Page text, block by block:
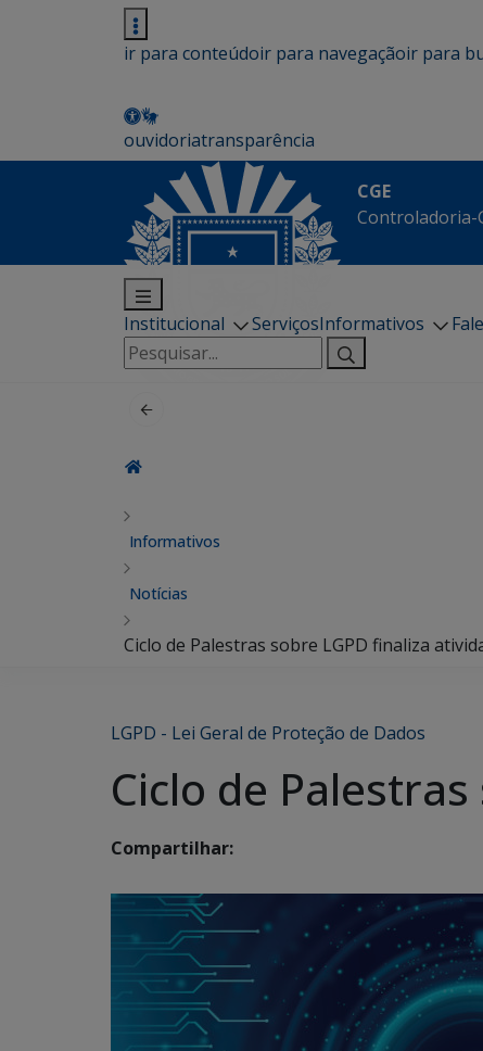
ir para conteúdoir para navegaçãoir para
ouvidoriatransparência
CGE
Controladoria-
Institucional ServiçosInformativos
Pesquisar
por:
Informativos
Notícias
Ciclo de Palestras sobre LGPD finaliza
LGPD - Lei Geral de Proteção de Dados
Ciclo de
Compartilhar: